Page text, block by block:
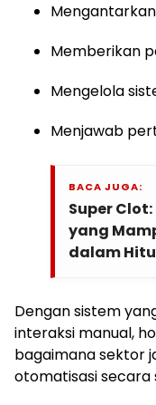
Memberikan
Mengelola
Menjawab
BACA JUGA:
Super
yang
dalam
Dengan sistem
interaksi manual,
bagaimana sektor
otomatisasi secara